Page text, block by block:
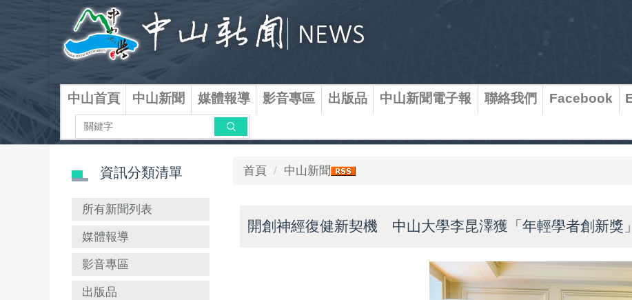
區
中山首頁 中山新聞 媒體報導 影音專區 出版品 中山新聞電子報 聯絡我們 Facebook
搜尋
資訊分類清單
所有新聞列表
媒體報導
影音專區
出版品
首頁 中山新聞
開創神經復健新契機 中山大學李昆澤獲「年輕學者創新獎」